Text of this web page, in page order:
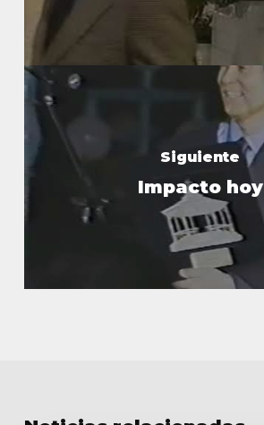
Siguiente
Impacto hoy